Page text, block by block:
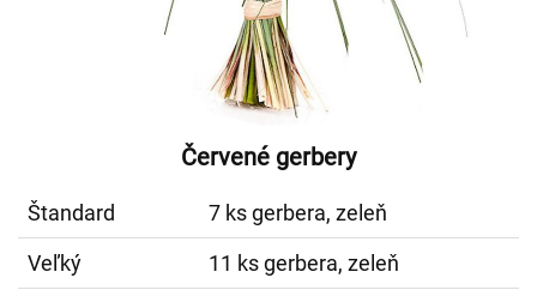
Červené gerbery
Štandard
7 ks gerbera, zeleň
Veľký
11 ks gerbera, zeleň